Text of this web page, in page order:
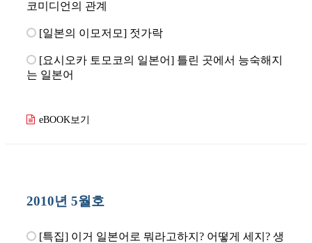
코미디언의 관계
[일본의 이모저모] 젓가락
[요시오카 토모코의 일본어] 틀린 곳에서 능숙해지
는 일본어
eBOOK보기
2010년 5월호
[특집] 이거 일본어로 뭐라고하지? 어떻게 세지? 생